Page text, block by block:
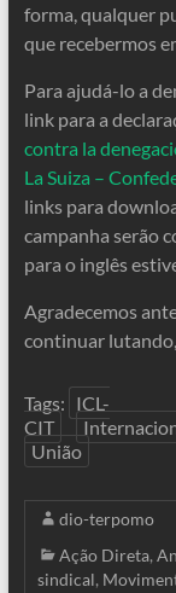
forma, qualquer
que recebermos
Para ajudá-lo a
link para a
contra la
La Suiza –
links para
campanha serão
para o inglês
Agradecemos
continuar
Tags: ICL-
CIT
União
dio-terpomo
Ação Direta,
sindical,